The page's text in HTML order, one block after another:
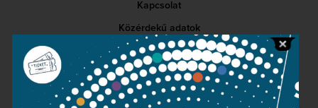
Kapcsolat
Közérdekű adatok
Sajtószoba
Adatvédelem
Impresszum